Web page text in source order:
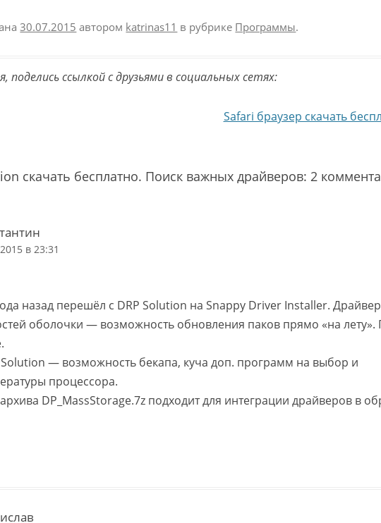
30.07.2015 автором katrinas11 в рубрике Программы.
поделись ссылкой с друзьями в социальных сетях:
Safari браузер скачать
скачать бесплатно. Поиск важных драйверов: 2
в 23:31
назад перешёл с DRP Solution на Snappy Driver Installer.
оболочки — возможность обновления паков прямо «на лету».
— возможность бекапа, куча доп. программ на выбор и
процессора.
DP_MassStorage.7z подходит для интеграции драйверов в